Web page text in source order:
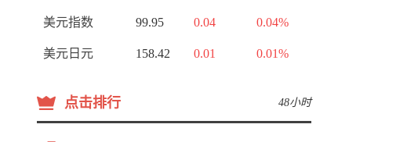
美元指数 99.95 0.04 0.04%
美元日元 158.42 0.01 0.01%
点击排行 48小时